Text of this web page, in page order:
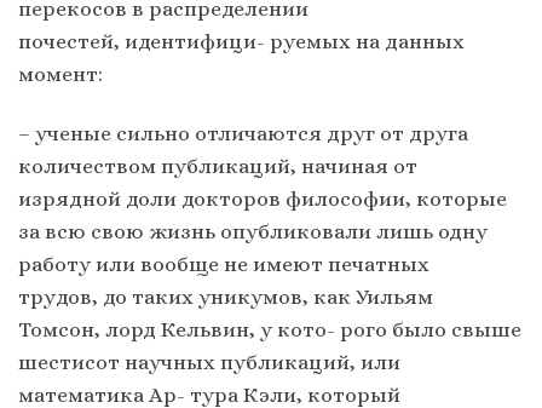
перекосов в распределении
почестей, идентифици- руемых на данных
момент:
– ученые сильно отличаются друг от друга
количеством публикаций, начиная от
изрядной доли докторов философии, которые
за всю свою жизнь опубликовали лишь одну
работу или вообще не имеют печатных
трудов, до таких уникумов, как Уильям
Томсон, лорд Кельвин, у кото- рого было свыше
шестисот научных публикаций, или
математика Ар- тура Кэли, который